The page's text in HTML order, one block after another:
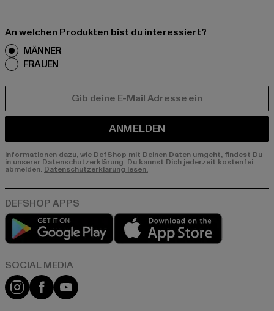
An welchen Produkten bist du interessiert?
MÄNNER
FRAUEN
ANMELDEN
Informationen dazu, wie DefShop mit Deinen Daten umgeht, findest Du
in unserer Datenschutzerklärung. Du kannst Dich jederzeit kostenfei
abmelden. Datenschutzerklärung lesen.
Play market
Instagram
FacebookYouTube